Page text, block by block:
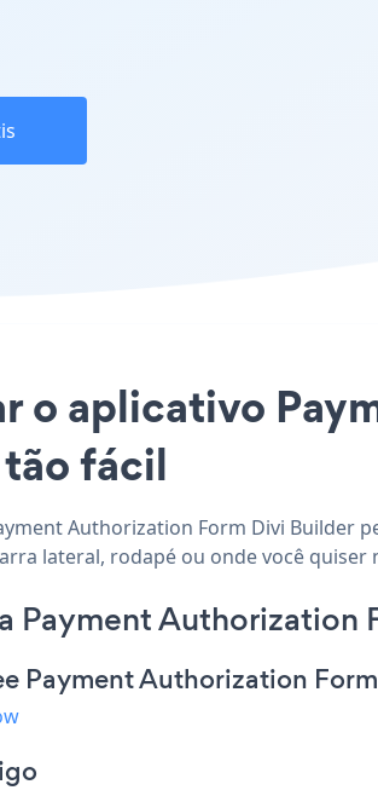
o aplicativo
fácil
Authorization Form Divi Builder
lateral, rodapé ou onde você quiser
Payment Authorization
Payment Authorization